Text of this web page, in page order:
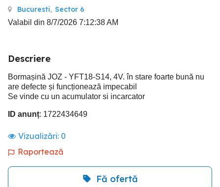
Bucuresti, Sector 6
Valabil din 8/7/2026 7:12:38 AM
Descriere
Bormașină JOZ - YFT18-S14, 4V. în stare foarte bună nu
are defecte și funcționează impecabil
Se vinde cu un acumulator si incarcator
ID anunț: 1722434649
Vizualizări: 0
Raportează
Fă ofertă